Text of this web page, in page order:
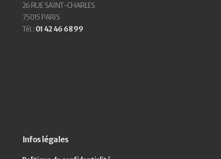
26 RUE SAINT-CHARLES
75015 PARIS
Tél. : 01 42 46 68 99
Infos légales